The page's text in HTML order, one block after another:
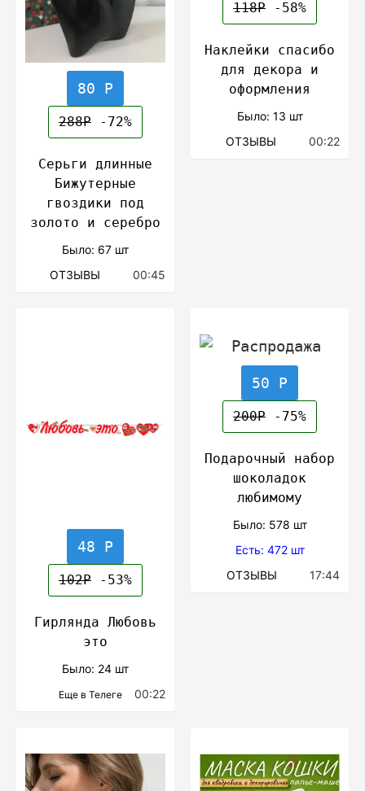
80 Р
288Р -72%
Серьги длинные
Бижутерные
гвоздики под
золото и серебро
Было: 67 шт
ОТЗЫВЫ
00:45
118Р -58%
Наклейки спасибо
для декора и
оформления
Было: 13 шт
ОТЗЫВЫ
00:22
48 Р
102Р -53%
Гирлянда Любовь
это
Было: 24 шт
Еще в Телеге 00:22
50 Р
200Р -75%
Подарочный набор
шоколадок
любимому
Было: 578 шт
Есть: 472 шт
ОТЗЫВЫ
17:44